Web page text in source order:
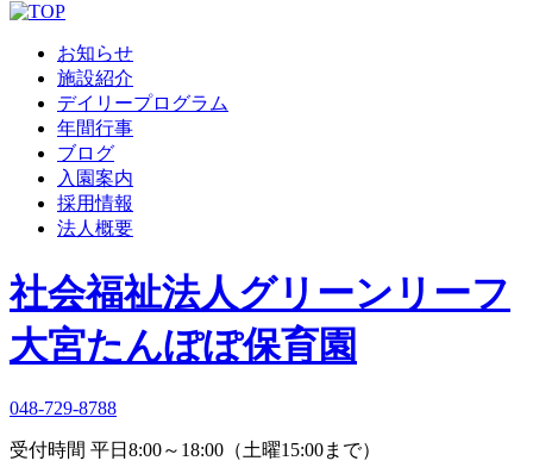
お知らせ
施設紹介
デイリープログラム
年間行事
ブログ
入園案内
採用情報
法人概要
社会福祉法人グリーンリーフ
大宮たんぽぽ保育園
048-729-8788
受付時間 平日8:00～18:00 （土曜15:00まで）